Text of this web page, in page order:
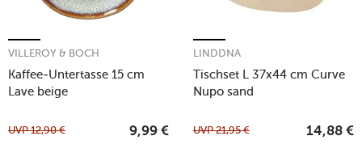
Kaffee-Untertasse 15 cm
Lave beige
VILLEROY & BOCH
UVP12,90 € 9,99 €
Tischset L 37x44 cm Curve
Nupo sand
LINDDNA
UVP21,95 € 14,88 €